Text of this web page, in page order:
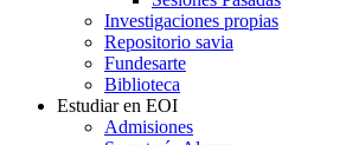
Investigaciones propias
Repositorio savia
Fundesarte
Biblioteca
Estudiar en EOI
Admisiones